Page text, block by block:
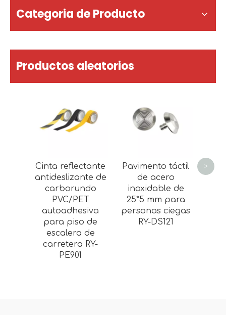
Categoria de Producto
Productos aleatorios
Cinta reflectante
antideslizante de
carborundo
PVC/PET
autoadhesiva
para piso de
escalera de
carretera RY-
PE901
Pavimento táctil
de acero
inoxidable de
25*5 mm para
personas ciegas
RY-DS121
>